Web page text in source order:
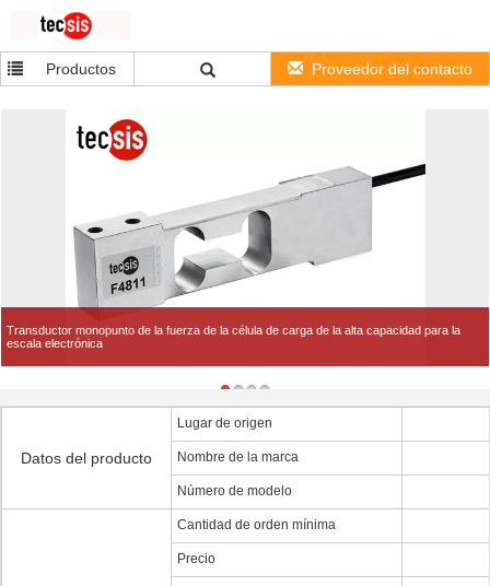
Productos Proveedor del contacto
Transductor monopunto de la fuerza de la célula de carga de la alta capacidad para la
escala electrónica
Datos del producto
Lugar de origen
Nombre de la marca
Número de modelo
Cantidad de orden mínima
Precio